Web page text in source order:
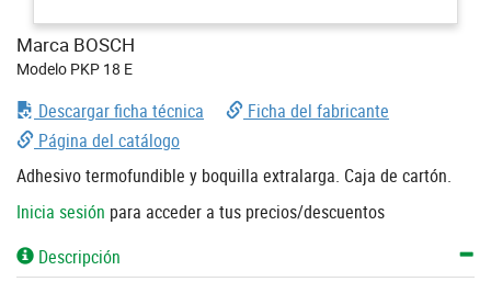
Marca BOSCH
Modelo PKP 18 E
Descargar ficha técnica
Ficha del fabricante
Página del catálogo
Adhesivo termofundible y boquilla extralarga. Caja de cartón.
Inicia sesión para acceder a tus precios/descuentos
Descripción